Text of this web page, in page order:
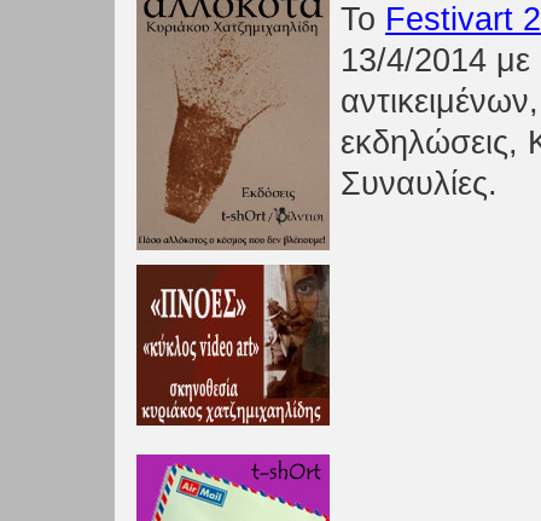
Το Festivart
13/4/2014 με
εκδηλώσεις,
Συναυλίες.